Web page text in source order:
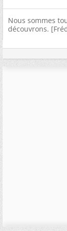
Nous sommes
découvrons.